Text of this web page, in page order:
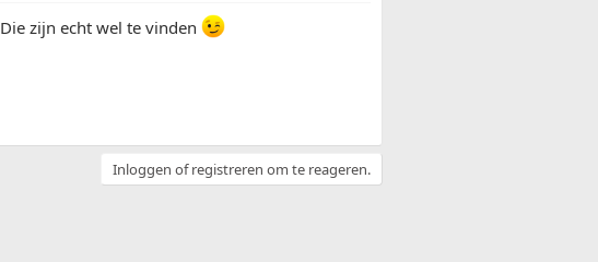
Die zijn echt wel te vinden
Inloggen of registreren om te reageren.